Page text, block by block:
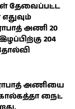
தேவைப்பட்ட
அணி 20
204
அணியை
நைட்